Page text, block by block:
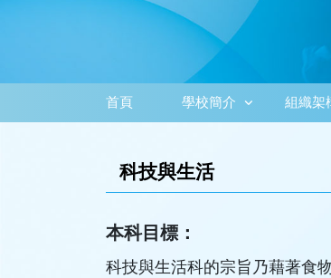
首頁 學校簡介 組織架
科技與生活
本科目標：
科技與生活科的宗旨乃藉著食